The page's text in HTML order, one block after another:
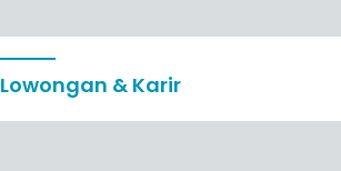
Lowongan & Karir